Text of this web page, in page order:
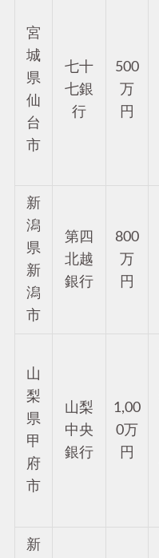
宮
城
県
仙
台
市
七十
七銀
行
500
万
円
新
潟
県
新
潟
市
第四
北越
銀行
800
万
円
山
梨
県
甲
府
市
山梨
中央
銀行
1,00
0万
円
新